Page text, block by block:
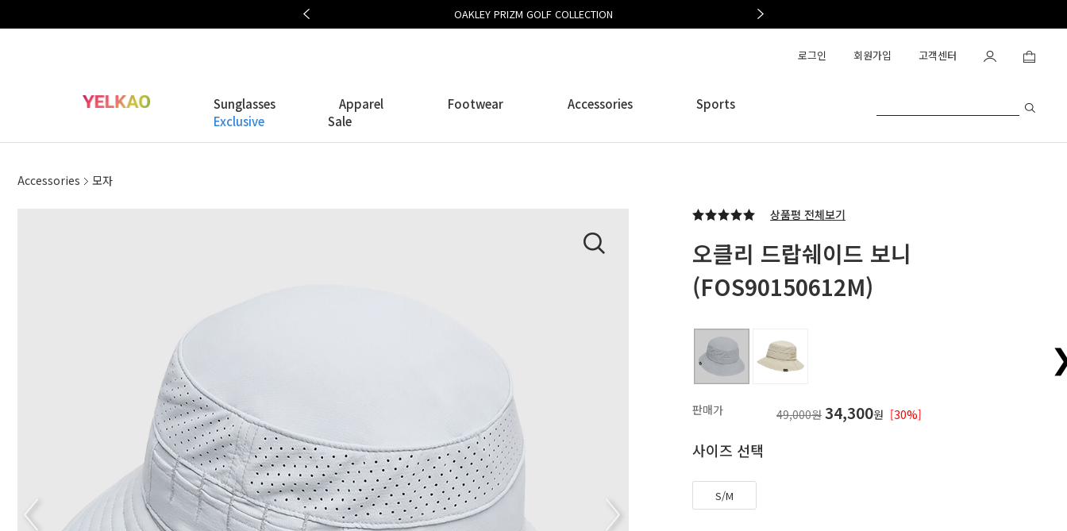
OAKLEY PRIZM GOLF COLLECTION
로그인 회원가입 고객센터
Sunglasses Apparel Footwear Accessories
Sports
Exclusive
Sale
Accessories 모자
상품평 전체보기
오클리 드랍쉐이드 보니
(FOS90150612M)
판매가 49,000원 34,300원 [30%]
사이즈 선택
S/M